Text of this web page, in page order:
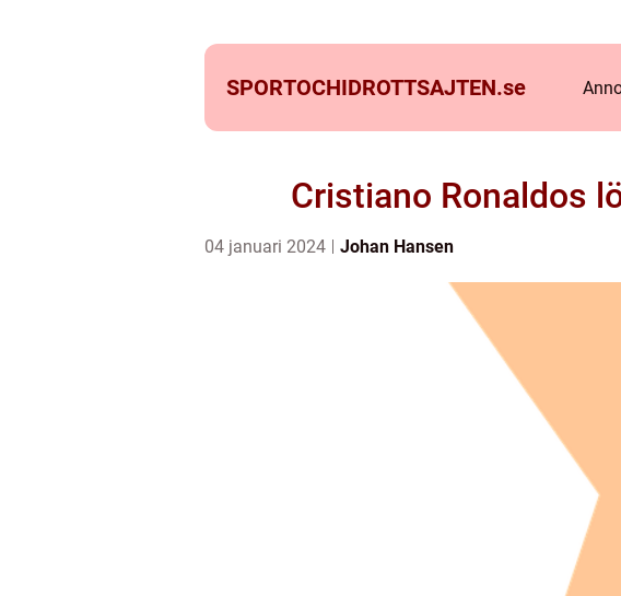
SPORTOCHIDROTTSAJTEN.se
Cristiano Ronaldos
04 januari 2024 Johan Hansen